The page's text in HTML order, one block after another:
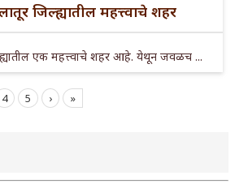
जिल्ह्यातील महत्त्वाचे शहर
एक महत्त्वाचे शहर आहे. येथून जवळच ...
4 5 › »